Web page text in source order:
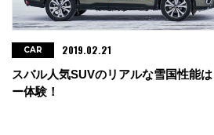
スバル人気SUVのリアルな雪国性能
ー体験！
CAR 2019.02.21